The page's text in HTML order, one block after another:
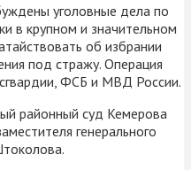
уголовные дела по
в крупном и значительном
об избрании
под стражу. Операция
ФСБ и МВД России.
районный суд Кемерова
генерального